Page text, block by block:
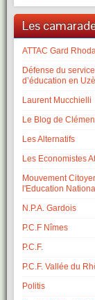
Les
ATTAC Gard
Défense du
d’éducation en
Laurent Mucchielli
Le Blog de
Les Alternatifs
Les Economistes
Mouvement
l'Education
N.P.A. Gardois
P.C.F Nîmes
P.C.F.
P.C.F. Vallée du
Politis